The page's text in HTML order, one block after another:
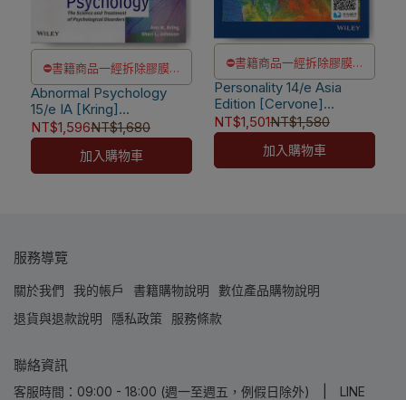
⛔書籍商品一經拆除膠膜，
除非瑕疵換書不提供退貨與
退款
✅訂購數量5本以上另有優
惠，請洽LINE客服訂購
Abnormal Psychology
15/e IA [Kring]
9781119859918
NT$1,596NT$1,680
加入購物車
⛔書籍商品一經拆除膠膜，
除非瑕疵換書不提供退貨與
退款
✅訂購數量5本以上另有優
惠，請洽LINE客服訂購
Personality 14/e Asia
Edition [Cervone]
9781119586289
NT$1,501NT$1,580
加入購物車
服務導覽
關於我們 我的帳戶 書籍購物說明
數位產品購物說明
退貨與退款說明
隱私政策 服務條款
聯絡資訊
客服時間：09:00 - 18:00 (週一至週五，例假日除外) | LINE